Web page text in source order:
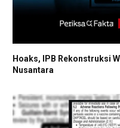
Hoaks, IPB Rekonstruksi
Nusantara